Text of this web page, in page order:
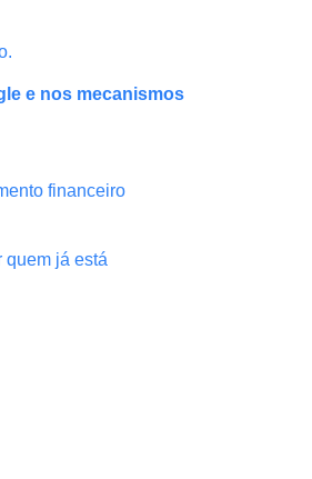
e nos mecanismos
financeiro
quem já está